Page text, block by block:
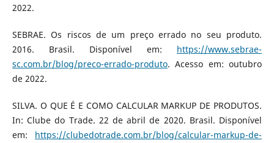
2022.
SEBRAE. Os riscos de um preço errado no seu produto.
2016. Brasil. Disponível em: https://www.sebrae-
sc.com.br/blog/preco-errado-produto. Acesso em: outubro
de 2022.
SILVA. O QUE É E COMO CALCULAR MARKUP DE PRODUTOS.
In: Clube do Trade. 22 de abril de 2020. Brasil. Disponível
em: https://clubedotrade.com.br/blog/calcular-markup-de-